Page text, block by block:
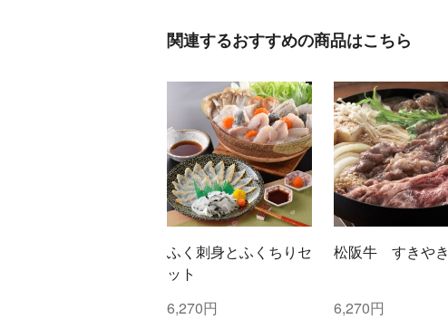
関連するおすすめの商品はこちら
ふく刺身とふくちりセ
ット
6,270円
松阪牛 すきやき
6,270円